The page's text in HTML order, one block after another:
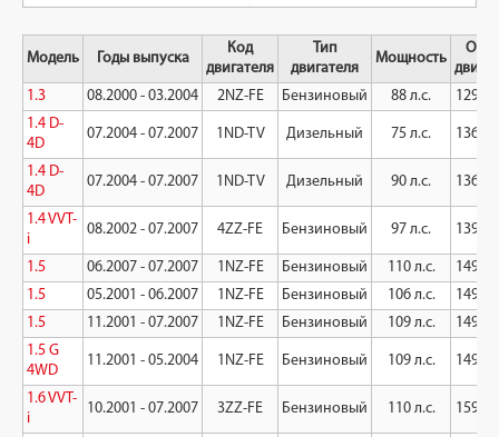
Модель Годы выпуска
Код
двигателя
Тип
двигателя
Мощность
1.3
08.2000 - 03.2004 2NZ-FE Бензиновый 88 л.с.
1299
1.4 D-
4D
07.2004 - 07.2007 1ND-TV Дизельный 75 л.с. 1364
1.4 D-
4D
07.2004 - 07.2007 1ND-TV Дизельный 90 л.с. 1364
1.4 VVT-
i
08.2002 - 07.2007 4ZZ-FE Бензиновый 97 л.с. 1398
1.5 06.2007 - 07.2007 1NZ-FE Бензиновый 110 л.с.
1497
1.5
05.2001 - 06.2007 1NZ-FE Бензиновый 106 л.с.
1497
1.5
11.2001 - 07.2007 1NZ-FE Бензиновый 109 л.с.
1497
1.5 G
4WD
11.2001 - 05.2004 1NZ-FE Бензиновый 109 л.с. 1497
1.6 VVT-
i
10.2001 - 07.2007 3ZZ-FE Бензиновый 110 л.с. 1598